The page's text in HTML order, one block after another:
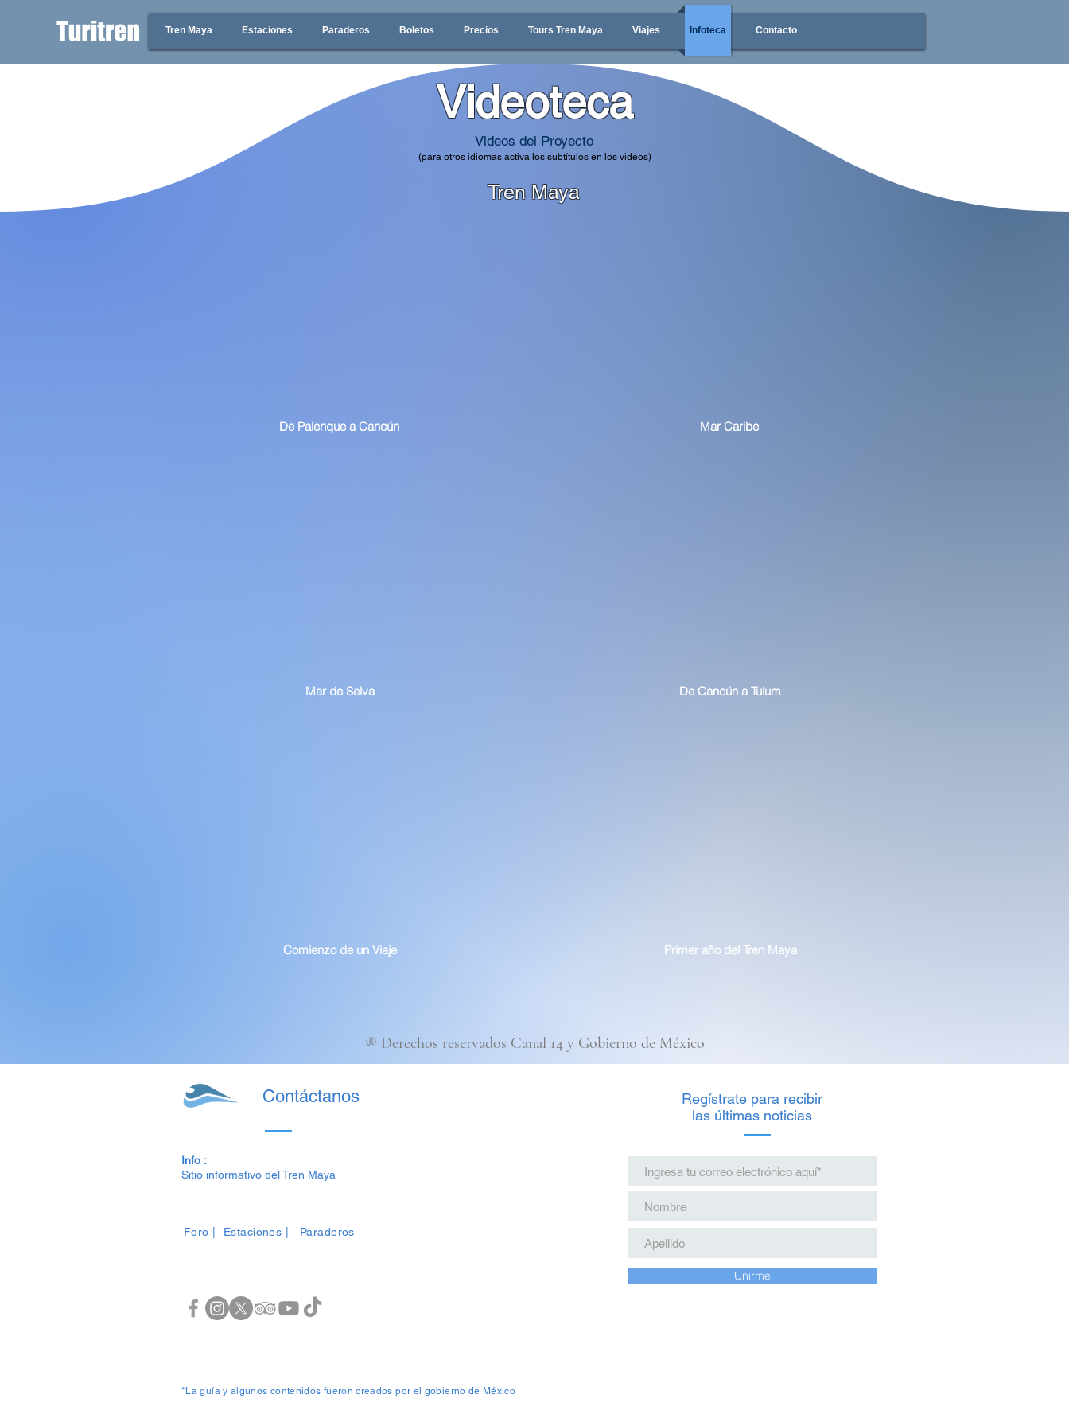
Tren Maya Estaciones Paraderos Boletos Precios Tours Tren Maya Viajes Infoteca Contacto
Videoteca
Videos del Proyecto
(para otros idiomas activa los subtítulos en los videos)
Tren Maya
De Palenque a Cancún Mar Caribe
Mar de Selva De Cancún a Tulum
Comienzo de un Viaje Primer año del Tren Maya
® Derechos reservados Canal 14 y Gobierno de México
Contáctanos
Info :
Sitio informativo del Tren Maya
Foro Estaciones Paraderos
Regístrate para recibir
las últimas noticias
Unirme
*La guía y algunos contenidos fueron creados por el gobierno de México